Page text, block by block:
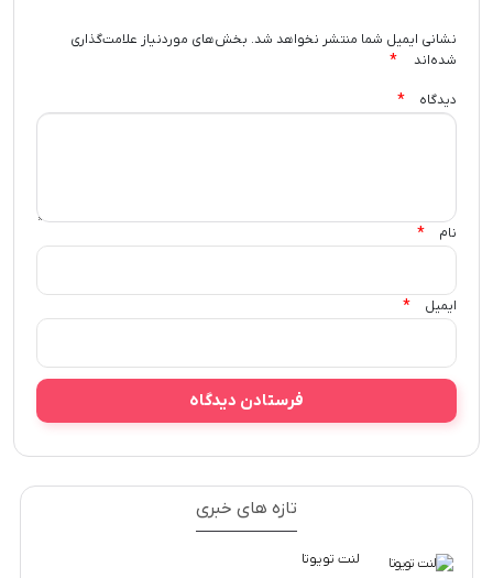
نشانی ایمیل شما منتشر نخواهد شد. بخش‌های موردنیاز علامت‌گذاری
شده‌اند
*
دیدگاه *
نام *
ایمیل *
تازه های خبری
لنت تویوتا